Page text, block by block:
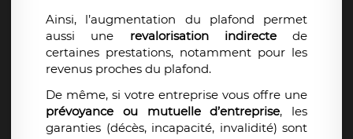
Ainsi, l’augmentation du plafond permet
aussi une revalorisation indirectede
certaines prestations, notamment pour les
revenus proches du plafond.
De même, si votre entreprise vous offre une
prévoyance ou mutuelle d’entreprise, les
garanties (décès, incapacité, invalidité) sont